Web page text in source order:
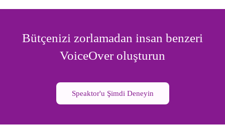
Bütçenizi zorlamadan insan benzeri
VoiceOver oluşturun
Speaktor'u Şimdi Deneyin